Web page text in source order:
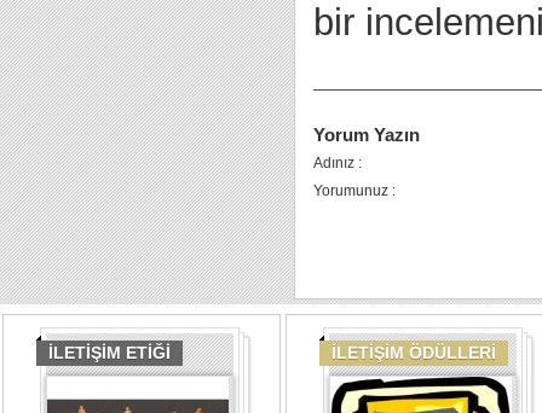
bir
Yorum Yazın
Adınız :
Yorumunuz :
İLETİŞİM ETİĞİ İLETİŞİM ÖDÜLLERİ